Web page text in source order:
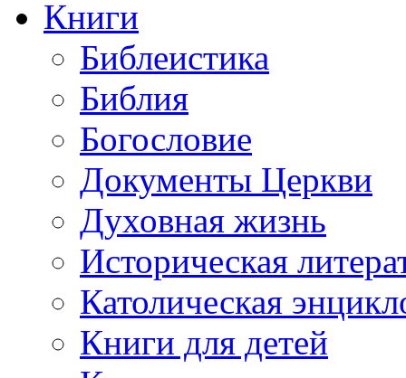
Книги
Библеистика
Библия
Богословие
Документы Церкви
Духовная жизнь
Историческая
Католическая
Книги для детей